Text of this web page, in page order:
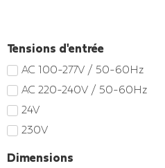
Tensions d'entrée
AC 100-277V / 50-60Hz
AC 220-240V / 50-60Hz
24V
230V
Dimensions